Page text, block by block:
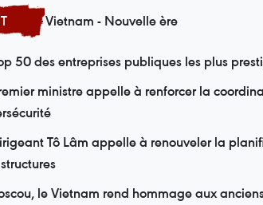
Vietnam - Nouvelle ère
50 des entreprises publiques les plus
ministre appelle à renforcer la
Tô Lâm appelle à renouveler la
le Vietnam rend hommage aux